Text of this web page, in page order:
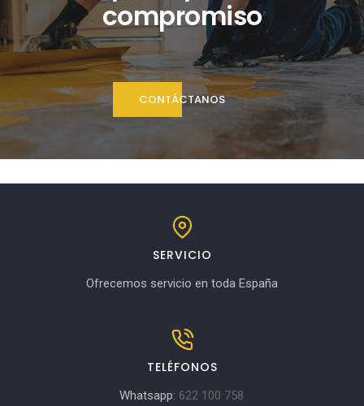
compromiso
CONTÁCTANOS
SERVICIO
Ofrecemos servicio en toda España
TELÉFONOS
Whatsapp: 622 100 758